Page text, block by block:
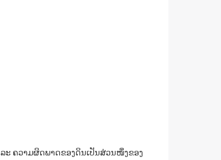
ະ ຄວາມຜິດພາດຂອງດິນເປັນສ່ວນໜຶ່ງຂອງ